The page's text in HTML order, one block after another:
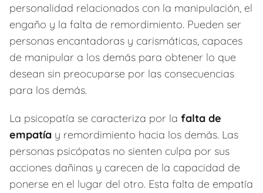
personalidad relacionados con la manipulación, el
engaño y la falta de remordimiento. Pueden ser
personas encantadoras y carismáticas, capaces
de manipular a los demás para obtener lo que
desean sin preocuparse por las consecuencias
para los demás.
La psicopatía se caracteriza por la falta de
empatía y remordimiento hacia los demás. Las
personas psicópatas no sienten culpa por sus
acciones dañinas y carecen de la capacidad de
ponerse en el lugar del otro. Esta falta de empatía